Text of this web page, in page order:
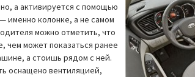
а активируется с помощью
именно колонке, а не самом
можно отметить, что
чем может показаться ранее
а стоишь рядом с ней.
оснащено вентиляцией,